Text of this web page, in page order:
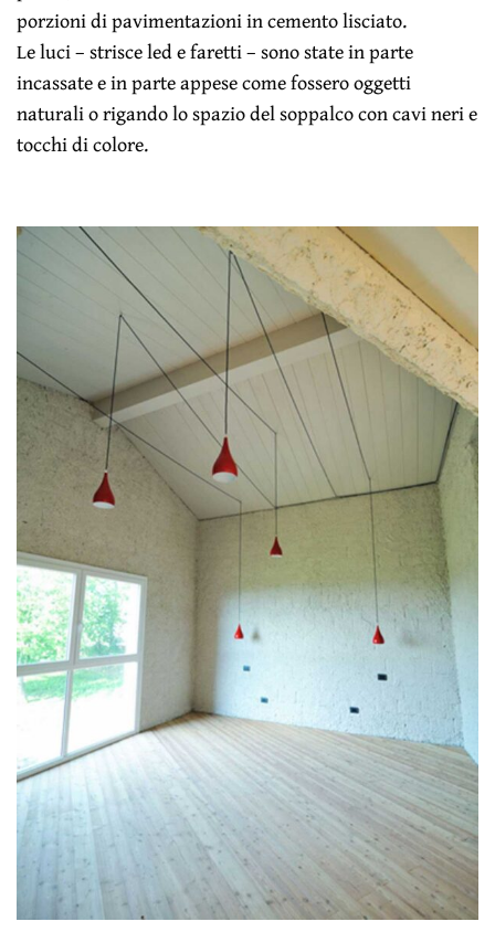
porzioni di pavimentazioni in cemento lisciato.
Le luci – strisce led e faretti – sono state in parte
incassate e in parte appese come fossero oggetti
naturali o rigando lo spazio del soppalco con cavi neri e
tocchi di colore.